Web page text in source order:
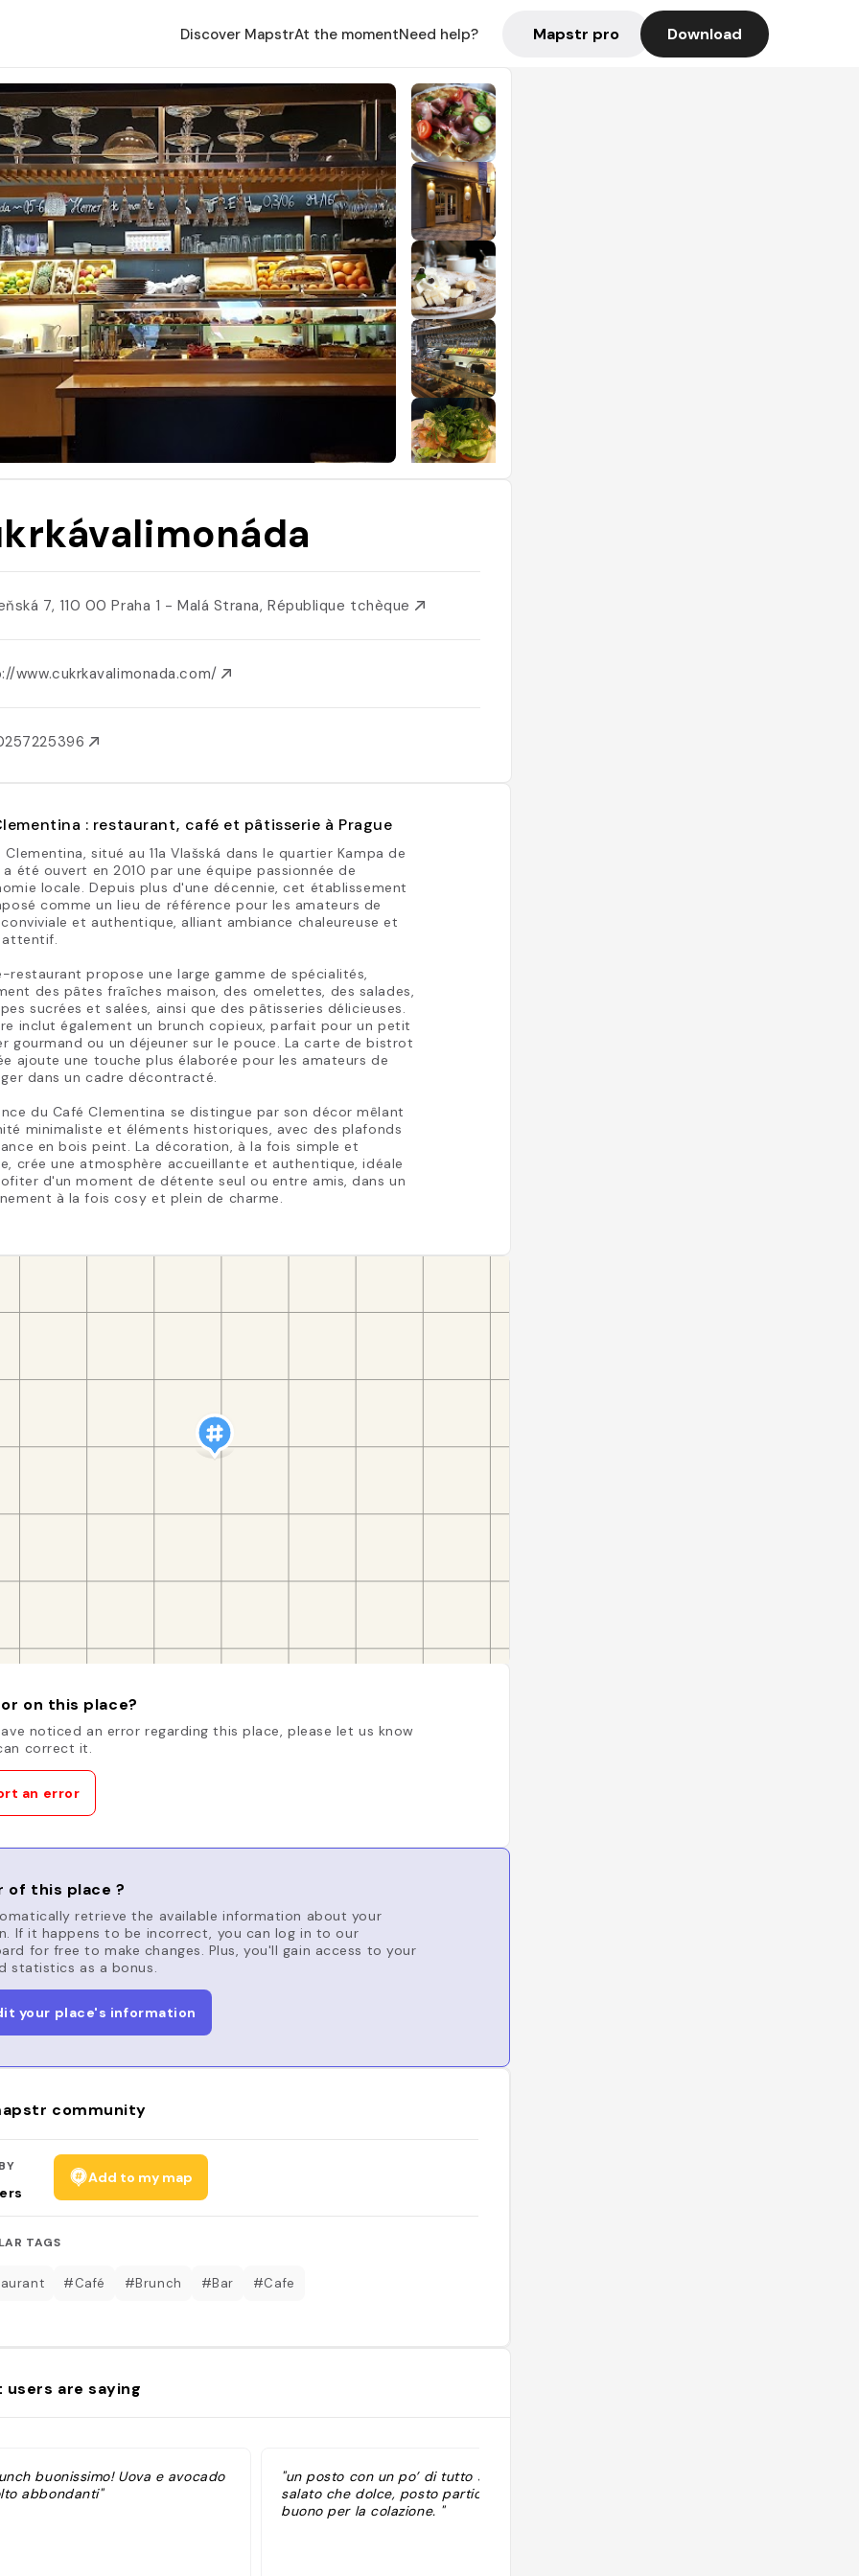
Discover MapstrAt the momentNeed help? Mapstr pro Download
7, 110 00 Praha 1 - Malá Strana, République tchèque
www.cukrkavalimonada.com/
: restaurant, café et pâtisserie à Prague
Clementina, situé au 11a Vlašská dans le quartier Kampa de
a été ouvert en 2010 par une équipe passionnée de
locale. Depuis plus d'une décennie, cet établissement
comme un lieu de référence pour les amateurs de
et authentique, alliant ambiance chaleureuse et
attentif.
restaurant propose une large gamme de spécialités,
des pâtes fraîches maison, des omelettes, des salades,
sucrées et salées, ainsi que des pâtisseries délicieuses.
inclut également un brunch copieux, parfait pour un petit
gourmand ou un déjeuner sur le pouce. La carte de bistrot
ajoute une touche plus élaborée pour les amateurs de
dans un cadre décontracté.
du Café Clementina se distingue par son décor mêlant
minimaliste et éléments historiques, avec des plafonds
en bois peint. La décoration, à la fois simple et
crée une atmosphère accueillante et authentique, idéale
d'un moment de détente seul ou entre amis, dans un
à la fois cosy et plein de charme.
on this place?
noticed an error regarding this place, please let us know
correct it.
an error
of this place ?
retrieve the available information about your
If it happens to be incorrect, you can log in to our
for free to make changes. Plus, you'll gain access to your
statistics as a bonus.
your place's information
community
Add to my map
TAGS
#Café #Brunch #Bar #Cafe
users are saying
buonissimo! Uova e avocado
abbondanti"
"un posto con un po’ di tutto sia
salato che dolce, posto particolare
buono per la colazione. "